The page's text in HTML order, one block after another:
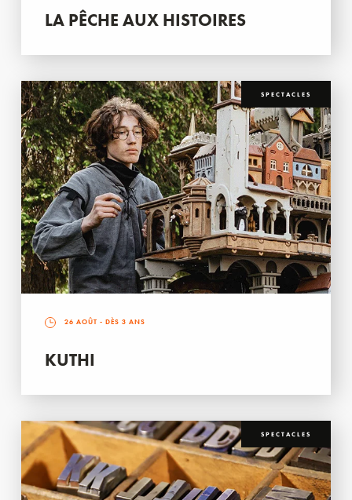
LA PÊCHE AUX HISTOIRES
SPECTACLES
26 AOÛT - DÈS 3 ANS
KUTHI
SPECTACLES